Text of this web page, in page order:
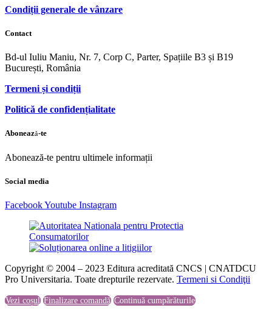
Condiții generale de vânzare
Contact
Bd-ul Iuliu Maniu, Nr. 7, Corp C, Parter, Spațiile B3 și B19
București, România
Termeni și condiții
Politică de confidențialitate
Abonează-te
Abonează-te pentru ultimele informații
Social media
FacebookYoutube Instagram
Copyright © 2004 – 2023 Editura acreditată CNCS | CNATDCU
Pro Universitaria. Toate drepturile rezervate. Termeni si Condiţii
Vezi coșul Finalizare comandă Continuă cumpărăturile